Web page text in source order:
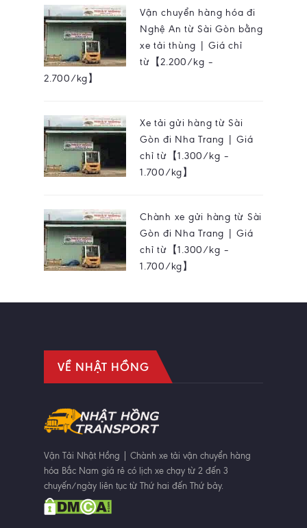
Vận chuyển hàng hóa đi
Nghệ An từ Sài Gòn bằng
xe tải thùng | Giá chỉ
từ【2.200/kg –
2.700/kg】
Xe tải gửi hàng từ Sài
Gòn đi Nha Trang | Giá
chỉ từ【1.300/kg –
1.700/kg】
Chành xe gửi hàng từ Sài
Gòn đi Nha Trang | Giá
chỉ từ【1.300/kg –
1.700/kg】
VỀ NHẬT HỒNG
Vận Tải Nhật Hồng | Chành xe tải vận chuyển hàng
hóa Bắc Nam giá rẻ có lịch xe chạy từ 2 đến 3
chuyến/ngày liên tục từ Thứ hai đến Thứ bảy.